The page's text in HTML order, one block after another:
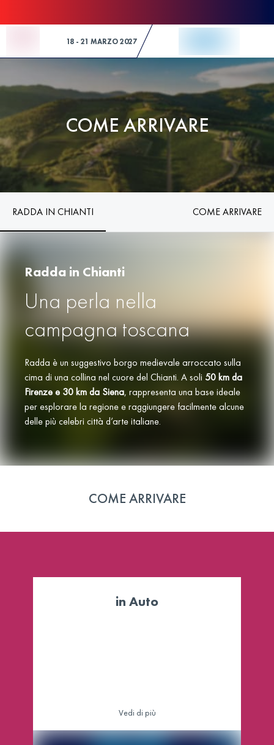
18 - 21 MARZO 2027
COME ARRIVARE
RADDA IN CHIANTI COME ARRIVARE
Radda in Chianti
Una perla nella
campagna toscana
Radda è un suggestivo borgo medievale arroccato sulla
cima di una collina nel cuore del Chianti. A soli 50 km da
Firenze e 30 km da Siena, rappresenta una base ideale
per esplorare la regione e raggiungere facilmente alcune
delle più celebri città d’arte italiane.
COME ARRIVARE
in Auto
Vedi di più